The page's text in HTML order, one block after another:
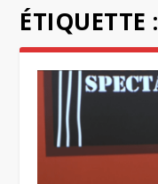
ÉTIQUETTE :